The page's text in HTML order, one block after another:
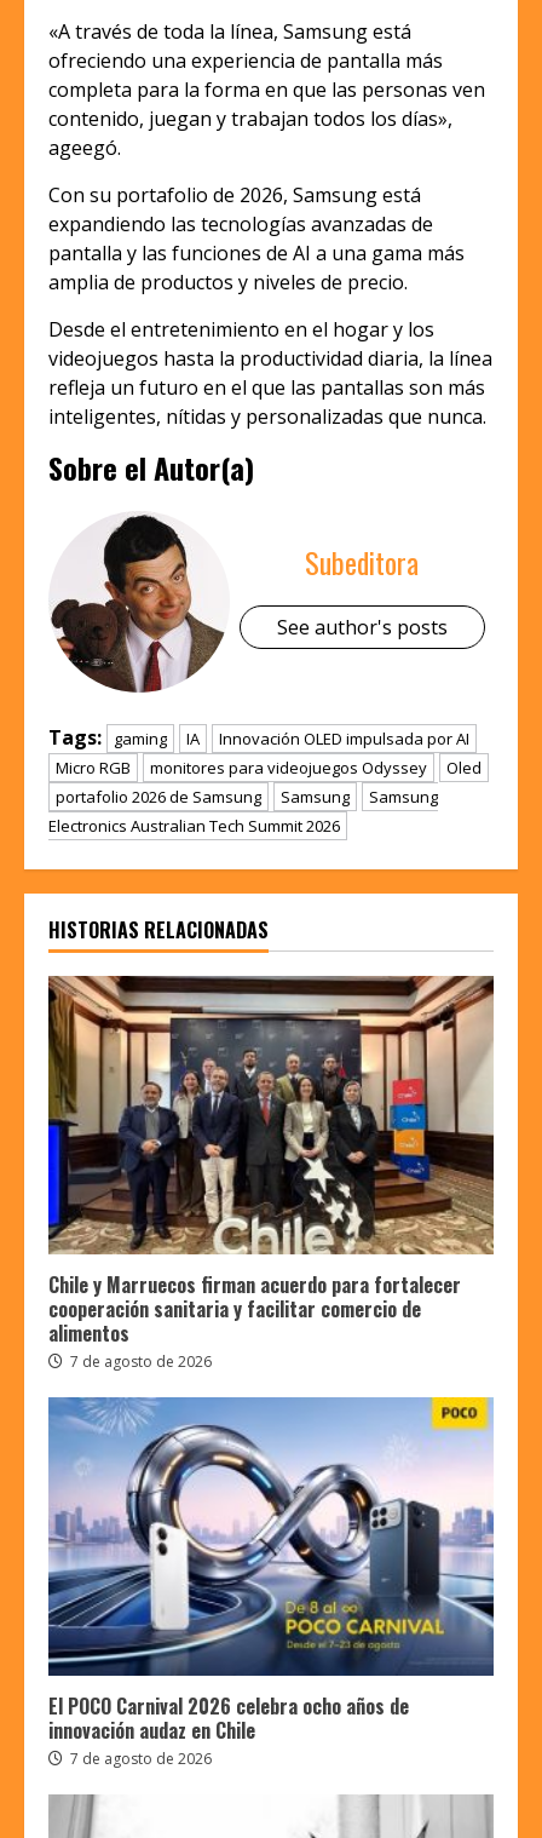
«A través de toda la línea, Samsung está
ofreciendo una experiencia de pantalla más
completa para la forma en que las personas ven
contenido, juegan y trabajan todos los días»,
ageegó.
Con su portafolio de 2026, Samsung está
expandiendo las tecnologías avanzadas de
pantalla y las funciones de AI a una gama más
amplia de productos y niveles de precio.
Desde el entretenimiento en el hogar y los
videojuegos hasta la productividad diaria, la línea
refleja un futuro en el que las pantallas son más
inteligentes, nítidas y personalizadas que nunca.
Sobre el Autor(a)
Subeditora
See author's posts
Tags: gaming IA
Innovación OLED impulsada por AI
Micro RGB
monitores para videojuegos Odyssey
Oled
portafolio 2026 de Samsung
Samsung
Samsung
Electronics Australian Tech Summit 2026
HISTORIAS RELACIONADAS
Chile y Marruecos firman acuerdo para fortalecer
cooperación sanitaria y facilitar comercio de
alimentos
7 de agosto de 2026
El POCO Carnival 2026 celebra ocho años de
innovación audaz en Chile
7 de agosto de 2026